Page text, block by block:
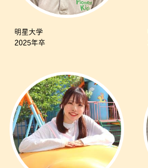
明星大学
2025年卒